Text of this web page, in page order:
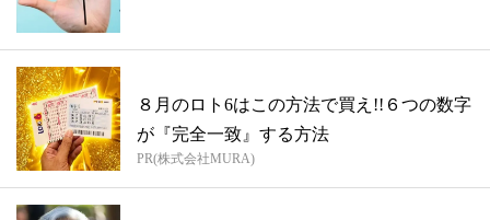
８月のロト6はこの方法で買え!!６つの数字
が『完全一致』する方法
PR(株式会社MURA)